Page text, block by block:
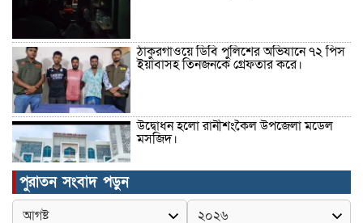
ঠাকুরগাঁওয়ে ডিবি পুলিশের অভিযানে ৭২ পিস
ইয়াবাসহ তিনজনকে গ্রেফতার করে।
উদ্বোধন হলো রানীশংকৈল উপজেলা মডেল
মসজিদ।
কুমিল্লা প্রেসক্লাবে তিন সাবেক সভাপতিকে
পুরাতন সংবাদ পড়ুন